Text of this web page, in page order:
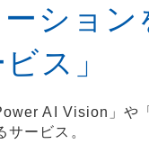
ーショ
ス」
AI Vision」
ービス。